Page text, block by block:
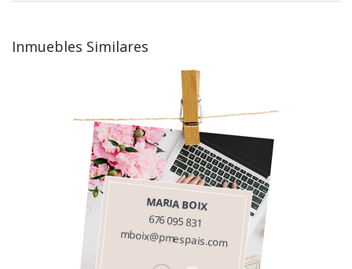
Inmuebles Similares
MARIA BOIX
676 095 831
mboix@pmespais.com